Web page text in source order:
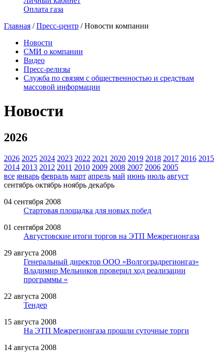
Оплата газа
Главная /Пресс-центр / Новости компании
Новости
СМИ о компании
Видео
Пресс-релизы
Служба по связям с общественностью и средствам
массовой информации
Новости
2026
2026 2025 2024 2023 2022 2021 2020 2019 2018 2017 2016 2015
2014 2013 2012 2011 2010 2009 2008 2007 2006 2005
все январь февраль март апрель май июнь июль август
сентябрь октябрь ноябрь декабрь
04 сентября 2008
Стартовая площадка для новых побед
01 сентября 2008
Августовские итоги торгов на ЭТП Межрегионгаза
29 августа 2008
Генеральный директор ООО «Волгоградрегионгаз»
Владимир Мельников проверил ход реализации
программы «
22 августа 2008
Тендер
15 августа 2008
На ЭТП Межрегионгаза прошли суточные торги
14 августа 2008